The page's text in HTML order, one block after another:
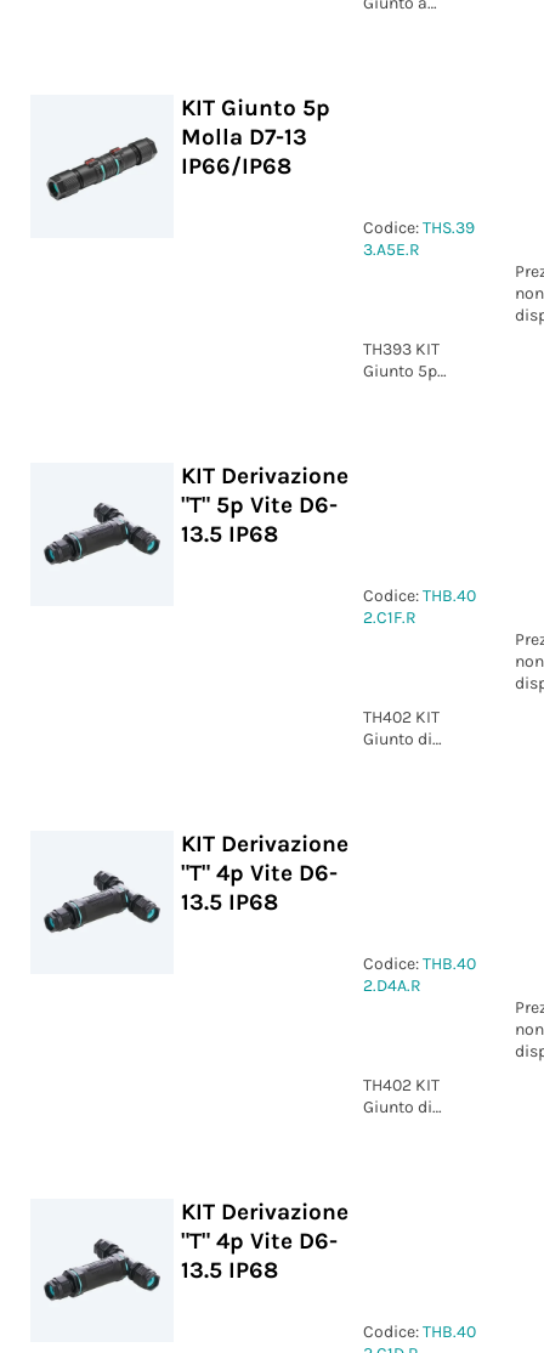
KIT Giunto 5p
Molla D7-13
IP66/IP68
Codice:THS.39
3.A5E.R
non
TH393 KIT
Giunto 5p
KIT Derivazione
"T" 5p Vite D6-
13.5 IP68
Codice:THB.40
2.C1F.R
non
TH402 KIT
Giunto di
KIT Derivazione
"T" 4p Vite D6-
13.5 IP68
Codice:THB.40
2.D4A.R
non
TH402 KIT
Giunto di
KIT Derivazione
"T" 4p Vite D6-
13.5 IP68
Codice:THB.40